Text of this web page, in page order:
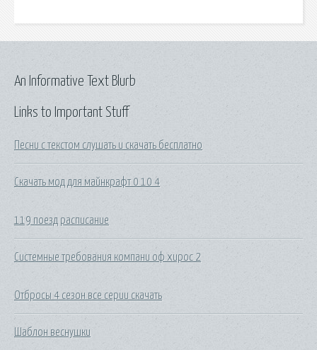
Links to Important Stuff
Песни с текстом слушать и скачать бесплатно
Скачать мод для майнкрафт 0 10 4
119 поезд расписание
Системные требования компани оф хирос 2
Отбросы 4 сезон все серии скачать
Шаблон веснушки
An Informative Text Blurb